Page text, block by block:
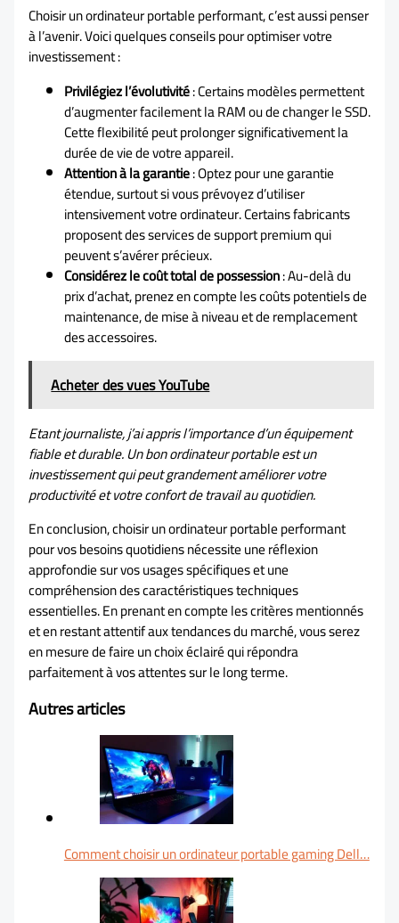
Choisir un ordinateur portable performant, c’est aussi penser
à l’avenir. Voici quelques conseils pour optimiser votre
investissement :
Privilégiez l’évolutivité: Certains modèles permettent
d’augmenter facilement la RAM ou de changer le SSD.
Cette flexibilité peut prolonger significativement la
durée de vie de votre appareil.
Attention à la garantie: Optez pour une garantie
étendue, surtout si vous prévoyez d’utiliser
intensivement votre ordinateur. Certains fabricants
proposent des services de support premium qui
peuvent s’avérer précieux.
Considérez le coût total de possession: Au-delà du
prix d’achat, prenez en compte les coûts potentiels de
maintenance, de mise à niveau et de remplacement
des accessoires.
Acheter des vues YouTube
Etant journaliste, j’ai appris l’importance d’un équipement
fiable et durable. Un bon ordinateur portable est un
investissement qui peut grandement améliorer votre
productivité et votre confort de travail au quotidien.
En conclusion, choisir un ordinateur portable performant
pour vos besoins quotidiens nécessite une réflexion
approfondie sur vos usages spécifiques et une
compréhension des caractéristiques techniques
essentielles. En prenant en compte les critères mentionnés
et en restant attentif aux tendances du marché, vous serez
en mesure de faire un choix éclairé qui répondra
parfaitement à vos attentes sur le long terme.
Autres articles
Comment choisir un ordinateur portable gaming Dell…